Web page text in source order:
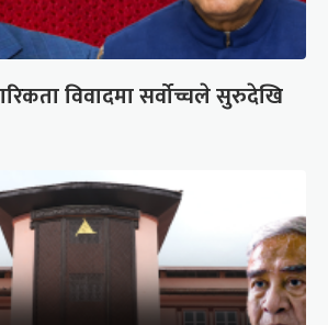
विवादमा सर्वोच्चले सुरुदेखि